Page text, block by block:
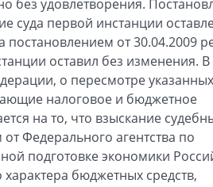
без удовлетворения.
суда первой инстанции
постановлением от 30.04.2009
оставил без изменения. В
о пересмотре
налоговое и бюджетное
на то, что взыскание
Федерального агентства по
подготовке экономики
бюджетных средств,